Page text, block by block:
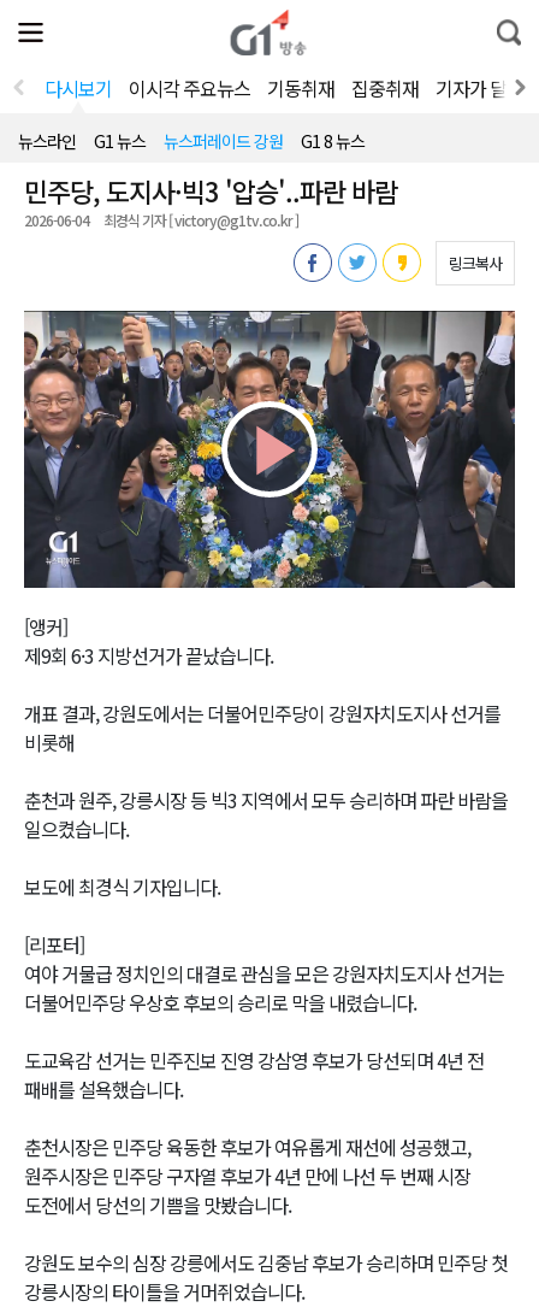
전
체
뉴
열
통
합
색
다시보기 이시각 주요뉴스 기동취재 집중취재 기자가 달려
뉴스라인 G1 뉴스 뉴스퍼레이드 강원 G1 8 뉴스
민주당, 도지사·빅3 '압승'..파란 바람
2026-06-04 최경식 기자 [ victory@g1tv.co.kr ]
링크복사
Play
Video
[앵커]
제9회 6·3 지방선거가 끝났습니다.
개표 결과, 강원도에서는 더불어민주당이 강원자치도지사 선거를
비롯해
춘천과 원주, 강릉시장 등 빅3 지역에서 모두 승리하며 파란 바람을
일으켰습니다.
보도에 최경식 기자입니다.
[리포터]
여야 거물급 정치인의 대결로 관심을 모은 강원자치도지사 선거는
더불어민주당 우상호 후보의 승리로 막을 내렸습니다.
도교육감 선거는 민주진보 진영 강삼영 후보가 당선되며 4년 전
패배를 설욕했습니다.
춘천시장은 민주당 육동한 후보가 여유롭게 재선에 성공했고,
원주시장은 민주당 구자열 후보가 4년 만에 나선 두 번째 시장
도전에서 당선의 기쁨을 맛봤습니다.
강원도 보수의 심장 강릉에서도 김중남 후보가 승리하며 민주당 첫
강릉시장의 타이틀을 거머쥐었습니다.